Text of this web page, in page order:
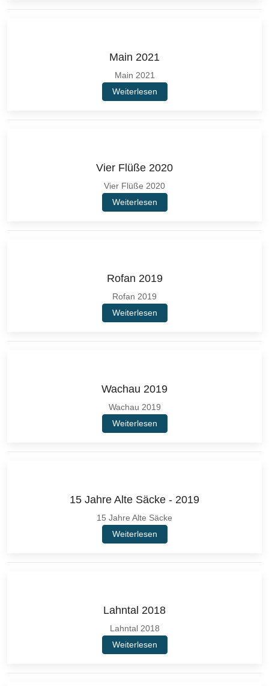
Main 2021
Main 2021
Weiterlesen
Vier Flüße 2020
Vier Flüße 2020
Weiterlesen
Rofan 2019
Rofan 2019
Weiterlesen
Wachau 2019
Wachau 2019
Weiterlesen
15 Jahre Alte Säcke - 2019
15 Jahre Alte Säcke
Weiterlesen
Lahntal 2018
Lahntal 2018
Weiterlesen